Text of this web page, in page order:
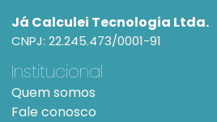
Já Calculei Tecnologia Ltda.
CNPJ: 22.245.473/0001-91
Institucional
Quem somos
Fale conosco